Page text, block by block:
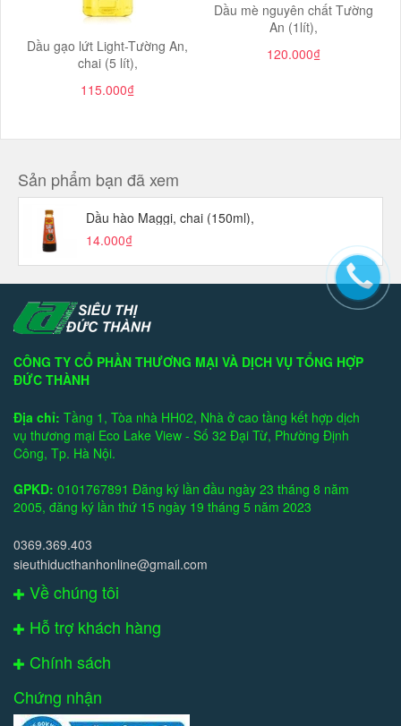
Dầu gạo lứt Light-Tường An,
chai (5 lít),
115.000₫
Dầu mè nguyên chất Tường
An (1lít),
120.000₫
Sản phẩm bạn đã xem
Dầu hào Maggi, chai (150ml),
14.000₫
CÔNG TY CỔ PHẦN THƯƠNG MẠI VÀ DỊCH VỤ TỔNG HỢP
ĐỨC THÀNH
Địa chỉ: Tầng 1, Tòa nhà HH02, Nhà ở cao tầng kết hợp dịch
vụ thương mại Eco Lake View - Số 32 Đại Từ, Phường Định
Công, Tp. Hà Nội.
GPKD: 0101767891 Đăng ký lần đầu ngày 23 tháng 8 năm
2005, đăng ký lần thứ 15 ngày 19 tháng 5 năm 2023
0369.369.403
sieuthiducthanhonline@gmail.com
Về chúng tôi
Hỗ trợ khách hàng
Chính sách
Chứng nhận